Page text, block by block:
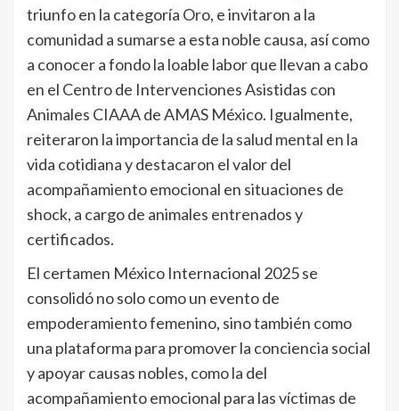
triunfo en la categoría Oro, e invitaron a la
comunidad a sumarse a esta noble causa, así como
a conocer a fondo la loable labor que llevan a cabo
en el Centro de Intervenciones Asistidas con
Animales CIAAA de AMAS México. Igualmente,
reiteraron la importancia de la salud mental en la
vida cotidiana y destacaron el valor del
acompañamiento emocional en situaciones de
shock, a cargo de animales entrenados y
certificados.
El certamen México Internacional 2025 se
consolidó no solo como un evento de
empoderamiento femenino, sino también como
una plataforma para promover la conciencia social
y apoyar causas nobles, como la del
acompañamiento emocional para las víctimas de